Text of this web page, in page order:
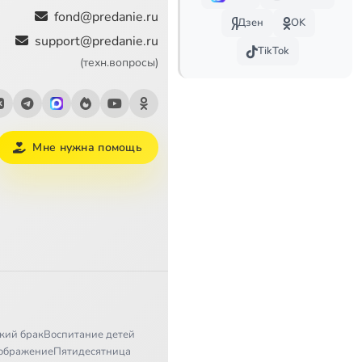
1:28
1:22
1:13
1:24
fond@predanie.ru
support@predanie.ru
(техн.вопросы)
Мне нужна помощь
бракВоспитание детей
Пятидесятница
Дзен
OK
TikTok